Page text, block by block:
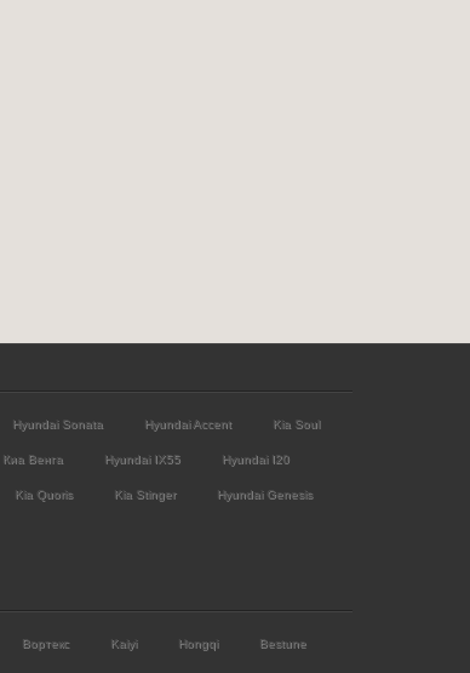
Hyundai Sonata Hyundai Accent Kia Soul
Киа Венга Hyundai IX55 Hyundai I20
Kia Quoris Kia Stinger Hyundai Genesis
Вортекс Kaiyi Hongqi Bestune